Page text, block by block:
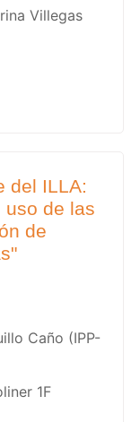
Villegas
del ILLA:
uso de las
de
Caño (IPP-
1F